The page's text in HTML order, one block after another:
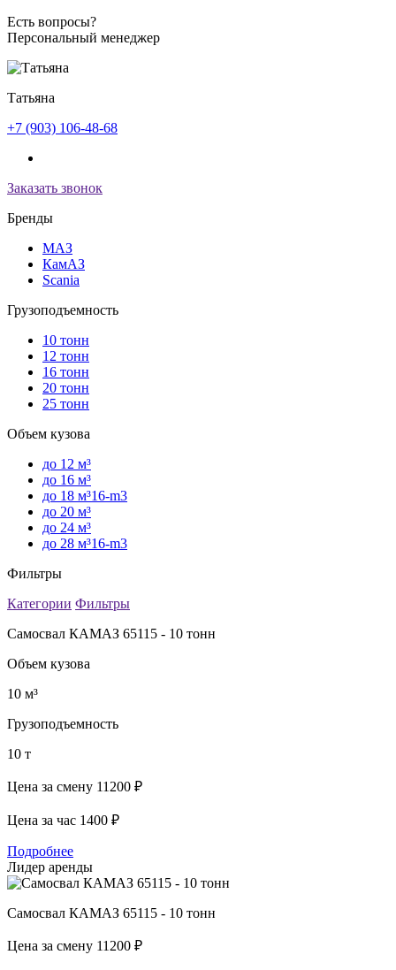
Есть вопросы?
Персональный менеджер
Татьяна
+7 (903) 106-48-68
Заказать звонок
Бренды
МАЗ
КамАЗ
Scania
Грузоподъемность
10 тонн
12 тонн
16 тонн
20 тонн
25 тонн
Объем кузова
до 12 м³
до 16 м³
до 18 м³16-m3
до 20 м³
до 24 м³
до 28 м³16-m3
Фильтры
Категории Фильтры
Самосвал КАМАЗ 65115 - 10 тонн
Объем кузова
10 м³
Грузоподъемность
10 т
Цена за смену 11200 ₽
Цена за час 1400 ₽
Подробнее
Лидер аренды
Самосвал КАМАЗ 65115 - 10 тонн
Цена за смену 11200 ₽